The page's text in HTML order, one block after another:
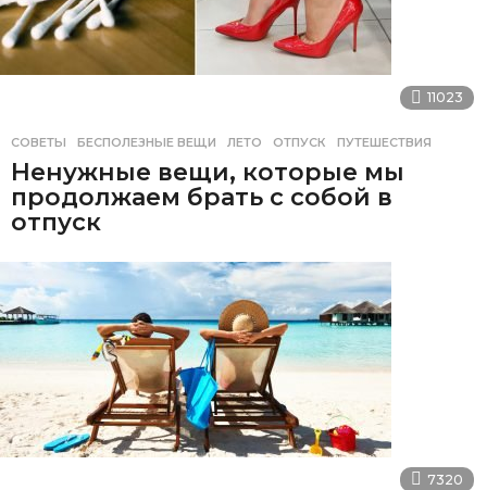
11023
СОВЕТЫ БЕСПОЛЕЗНЫЕ ВЕЩИ ,ЛЕТО ,ОТПУСК ,ПУТЕШЕСТВИЯ
Ненужные вещи, которые мы
продолжаем брать с собой в
отпуск
7320